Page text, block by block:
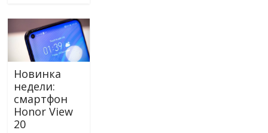
Новинка
недели:
смартфон
Honor View
20